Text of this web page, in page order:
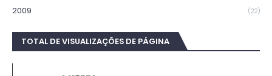
2009 (22)
TOTAL DE VISUALIZAÇÕES DE PÁGINA